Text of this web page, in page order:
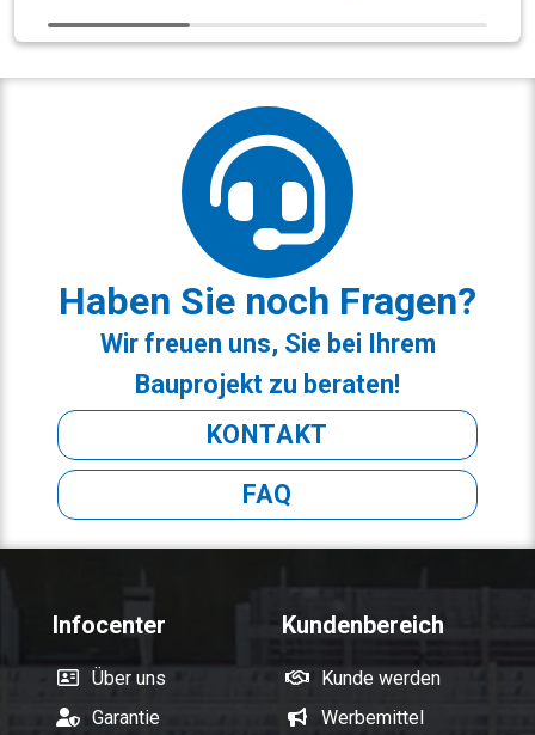
Haben Sie noch Fragen?
Wir freuen uns, Sie bei Ihrem
Bauprojekt zu beraten!
KONTAKT
FAQ
Infocenter
Über uns
Garantie
Kundenbereich
Kunde werden
Werbemittel